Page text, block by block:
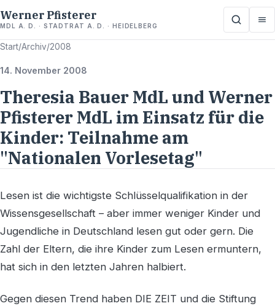
Werner Pfisterer
MDL A. D. · STADTRAT A. D. · HEIDELBERG
Start/Archiv/2008
14. November 2008
Theresia Bauer MdL und Werner
Pfisterer MdL im Einsatz für die
Kinder: Teilnahme am
"Nationalen Vorlesetag"
Lesen ist die wichtigste Schlüsselqualifikation in der
Wissensgesellschaft – aber immer weniger Kinder und
Jugendliche in Deutschland lesen gut oder gern. Die
Zahl der Eltern, die ihre Kinder zum Lesen ermuntern,
hat sich in den letzten Jahren halbiert.
Gegen diesen Trend haben DIE ZEIT und die Stiftung